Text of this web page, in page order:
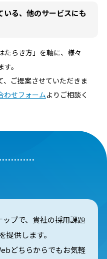
いる、他のサービスにも
たらき方」を軸に、様々
。
、ご提案させていただきま
わせフォームよりご相談く
プで、貴社の採用課題
提供します。
どちらからでもお気軽